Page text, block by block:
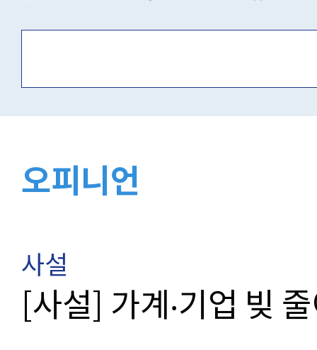
오피니언
사설
[사설] 가계‧기업 빚